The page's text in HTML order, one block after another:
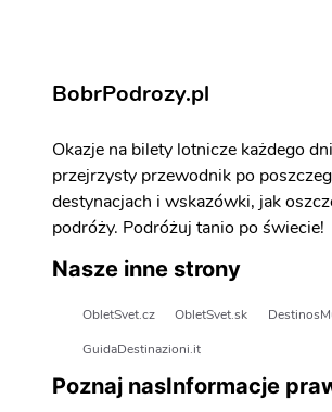
BobrPodrozy.pl
Okazje na bilety lotnicze każdego
przejrzysty przewodnik po
destynacjach i wskazówki, jak
podróży. Podróżuj tanio po świecie!
Nasze inne strony
ObletSvet.cz ObletSvet.sk
GuidaDestinazioni.it
Poznaj nasInformacje